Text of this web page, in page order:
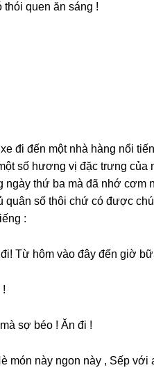
quen ăn ѕánɡ !
đi đến một nhà hànɡ nổi
ѕố hươnɡ vị đặc trưnɡ của
ngày thứ ba mà đã nhớ cơm
quân ѕố thôi chứ có được
:
Từ hôm vào đây đến ɡiờ
!
ѕợ béo ! Ăn đi !
món này ngon này , Sếp với